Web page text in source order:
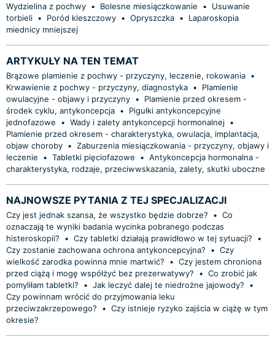
Wydzielina z pochwy • Bolesne miesiączkowanie •
Usuwanie
torbieli • Poród kleszczowy • Opryszczka •
Laparoskopia
miednicy mniejszej
ARTYKUŁY NA TEN TEMAT
Brązowe plamienie z pochwy - przyczyny, leczenie, rokowania •
Krwawienie z pochwy - przyczyny, diagnostyka •
Plamienie
owulacyjne - objawy i przyczyny •
Plamienie przed okresem -
środek cyklu, antykoncepcja •
Pigułki antykoncepcyjne
jednofazowe
• Wady i zalety antykoncepcji hormonalnej •
Plamienie przed okresem - charakterystyka, owulacja, implantacja,
objaw choroby • Zaburzenia miesiączkowania - przyczyny, objawy i
leczenie
• Tabletki pięciofazowe • Antykoncepcja hormonalna -
charakterystyka, rodzaje, przeciwwskazania, zalety, skutki uboczne
NAJNOWSZE PYTANIA Z TEJ SPECJALIZACJI
Czy jest jednak szansa, że wszystko będzie dobrze? • Co
oznaczają te wyniki badania wycinka pobranego podczas
histeroskopii?
• Czy tabletki działają prawidłowo w tej sytuacji?
•
Czy zostanie zachowana ochrona antykoncepcyjna?
• Czy
wielkość zarodka powinna mnie martwić?
• Czy jestem chroniona
przed ciążą i mogę współżyć bez prezerwatywy?
• Co zrobić jak
pomyliłam tabletki?
• Jak leczyć dalej te niedrożne jajowody?
•
Czy powinnam wrócić do przyjmowania leku
przeciwzakrzepowego?
• Czy istnieje ryzyko zajścia w ciążę w tym
okresie?